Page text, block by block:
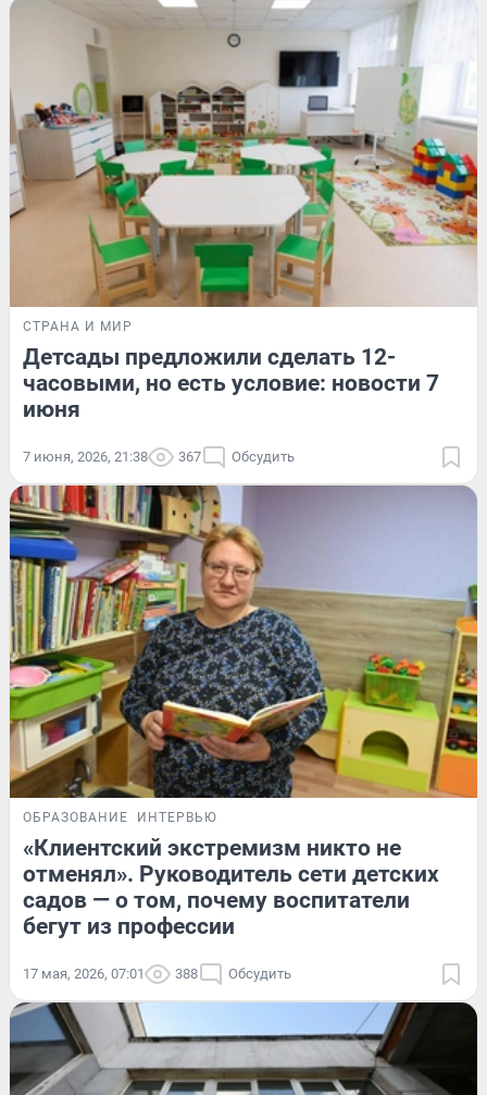
СТРАНА И МИР
Детсады предложили сделать 12-
часовыми, но есть условие: новости 7
июня
7 июня, 2026, 21:38 367 Обсудить
ОБРАЗОВАНИЕ ИНТЕРВЬЮ
«Клиентский экстремизм никто не
отменял». Руководитель сети детских
садов — о том, почему воспитатели
бегут из профессии
17 мая, 2026, 07:01 388 Обсудить